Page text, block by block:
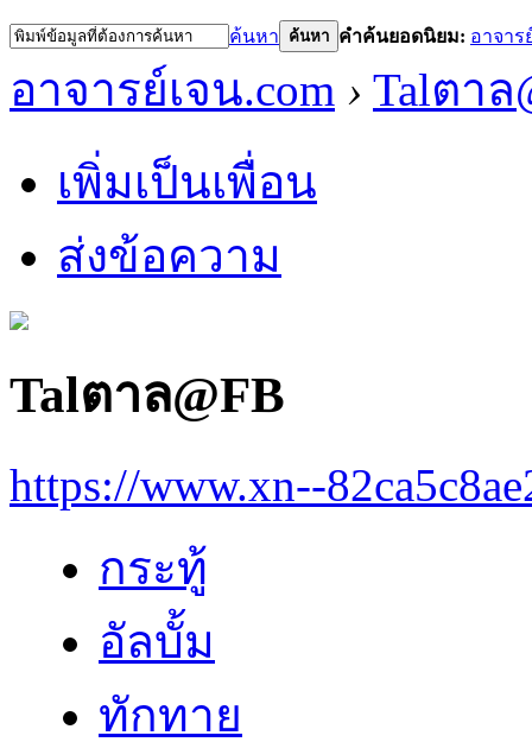
ค้นหา ค้นหา คำค้นยอดนิยม: อาจาร
อาจารย์เจน.com › Talตาล
เพิ่มเป็นเพื่อน
ส่งข้อความ
Talตาล@FB
https://www.xn--
กระทู้
อัลบั้ม
ทักทาย